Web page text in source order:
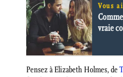
Vous
vraie
Pensez à Elizabeth Holmes, de